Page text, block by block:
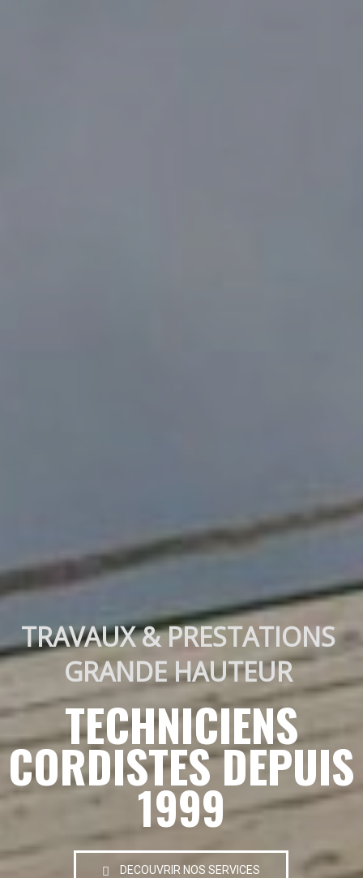
TRAVAUX & PRESTATIONS
GRANDE HAUTEUR
TECHNICIENS
CORDISTES DEPUIS
1999
DECOUVRIR NOS SERVICES